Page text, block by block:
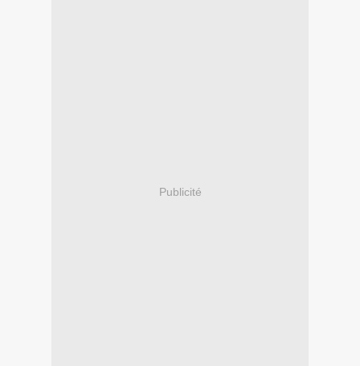
Publicité